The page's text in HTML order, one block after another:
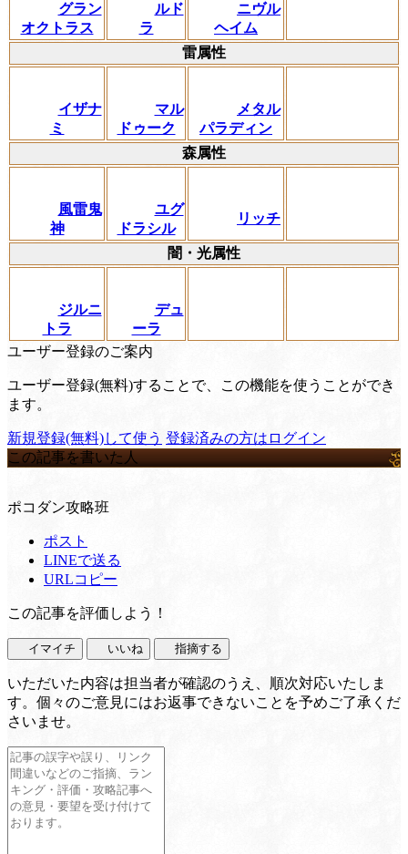
グラン
オクトラス
ルド
ラ
ニヴル
ヘイム
雷属性
イザナ
ミ
マル
ドゥーク
メタル
パラディン
森属性
風雷鬼
神
ユグ
ドラシル
リッチ
闇・光属性
ジルニ
トラ
デュ
ーラ
ユーザー登録のご案内
ユーザー登録(無料)することで、この機能を使うことができ
ます。
新規登録(無料)して使う 登録済みの方はログイン
この記事を書いた人
ポコダン攻略班
ポスト
LINEで送る
URLコピー
この記事を評価しよう！
イマイチ いいね 指摘する
いただいた内容は担当者が確認のうえ、順次対応いたしま
す。個々のご意見にはお返事できないことを予めご了承くだ
さいませ。